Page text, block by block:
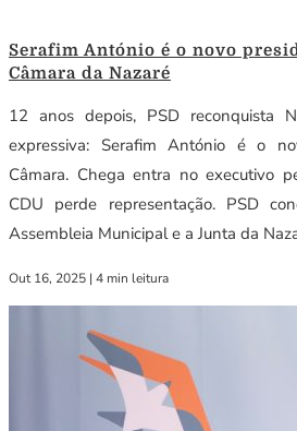
Serafim António é o novo
Câmara da Nazaré
12 anos depois, PSD reconquista
expressiva: Serafim António é o
Câmara. Chega entra no executivo
CDU perde representação. PSD
Assembleia Municipal e a Junta da
Out 16, 2025 | 4 min leitura